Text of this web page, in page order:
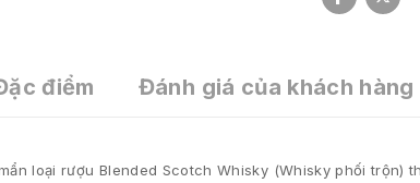
điểm Đánh giá của khách hàng
loại rượu Blended Scotch Whisky (Whisky phối trộn)